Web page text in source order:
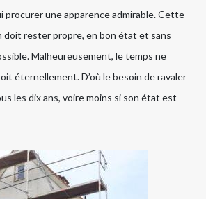
procurer une apparence admirable. Cette
doit rester propre, en bon état et sans
Malheureusement, le temps ne
éternellement. D’où le besoin de ravaler
les dix ans, voire moins si son état est